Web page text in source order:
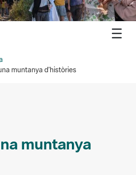
guiades | Itineraris guiats